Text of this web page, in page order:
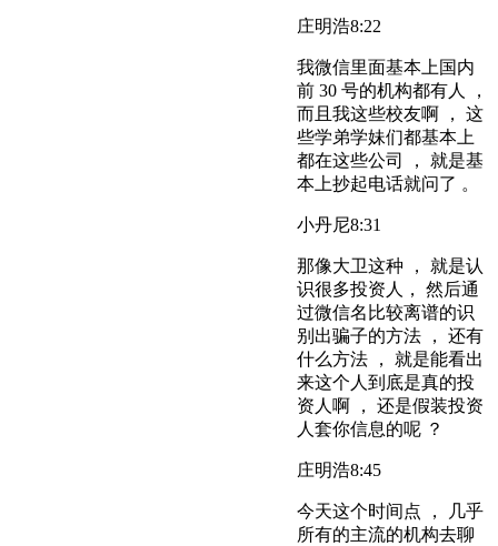
庄明浩8:22
我微信里面基本上国内
前 30 号的机构都有人 ，
而且我这些校友啊 ， 这
些学弟学妹们都基本上
都在这些公司 ， 就是基
本上抄起电话就问了 。
小丹尼8:31
那像大卫这种 ， 就是认
识很多投资人， 然后通
过微信名比较离谱的识
别出骗子的方法 ， 还有
什么方法 ， 就是能看出
来这个人到底是真的投
资人啊 ， 还是假装投资
人套你信息的呢 ？
庄明浩8:45
今天这个时间点 ， 几乎
所有的主流的机构去聊